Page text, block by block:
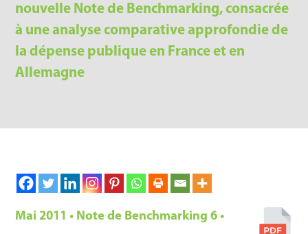
nouvelle Note de Benchmarking, consacrée
à une analyse comparative approfondie de
la dépense publique en France et en
Allemagne
Mai 2011 • Note de Benchmarking 6 •